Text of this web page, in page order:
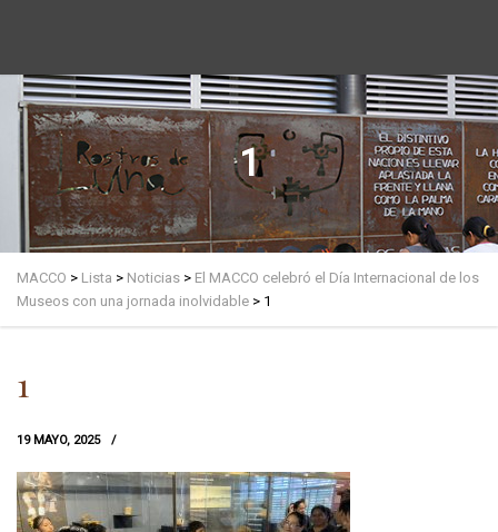
1
MACCO > Lista > Noticias > El MACCO celebró el Día Internacional de los
Museos con una jornada inolvidable > 1
1
19 MAYO, 2025